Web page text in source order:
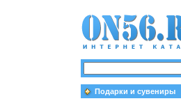
Подарки и сувениры